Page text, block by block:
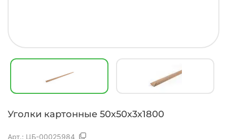
Уголки картонные 50х50х3х1800
Арт.: ЦБ-00025984